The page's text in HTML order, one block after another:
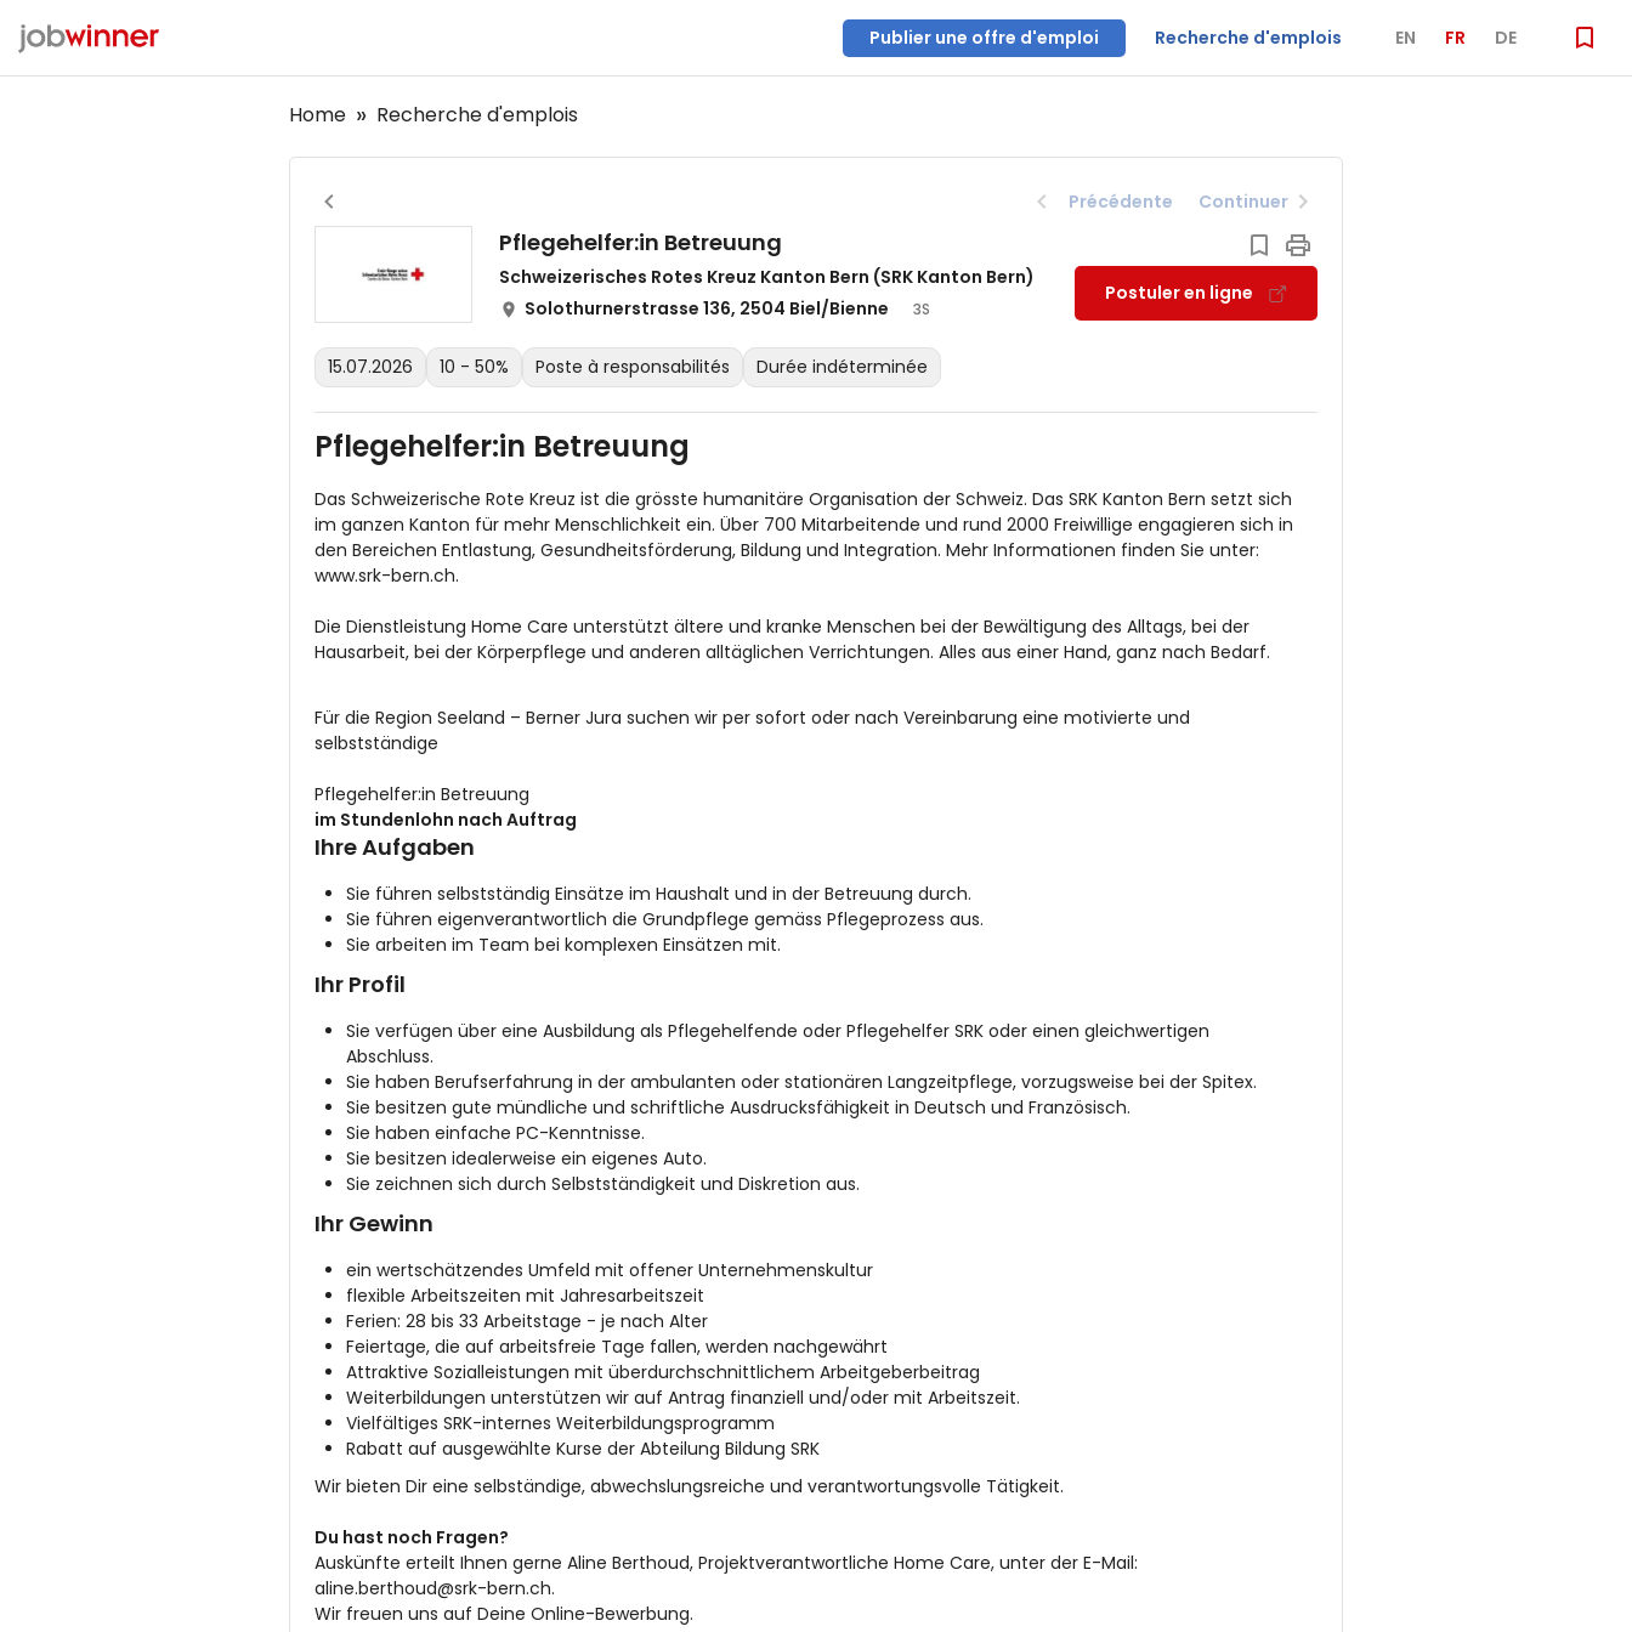
Publier une offre d'emploi Recherche d'emplois EN FR DE
Home Recherche d'emplois
Précédente Continuer
Pflegehelfer:in Betreuung
Schweizerisches Rotes Kreuz Kanton Bern (SRK Kanton Bern)
Solothurnerstrasse 136, 2504 Biel/Bienne
3S
Postuler en ligne
15.07.2026 10 - 50% Poste à responsabilités Durée indéterminée
Pflegehelfer:in Betreuung
Das Schweizerische Rote Kreuz ist die grösste humanitäre Organisation der Schweiz. Das SRK Kanton Bern setzt sich
im ganzen Kanton für mehr Menschlichkeit ein. Über 700 Mitarbeitende und rund 2000 Freiwillige engagieren sich in
den Bereichen Entlastung, Gesundheitsförderung, Bildung und Integration. Mehr Informationen finden Sie unter:
www.srk-bern.ch.
Die Dienstleistung Home Care unterstützt ältere und kranke Menschen bei der Bewältigung des Alltags, bei der
Hausarbeit, bei der Körperpflege und anderen alltäglichen Verrichtungen. Alles aus einer Hand, ganz nach Bedarf.
Für die Region Seeland – Berner Jura suchen wir per sofort oder nach Vereinbarung eine motivierte und
selbstständige
Pflegehelfer:in Betreuung
im Stundenlohn nach Auftrag
Ihre Aufgaben
Sie führen selbstständig Einsätze im Haushalt und in der Betreuung durch.
Sie führen eigenverantwortlich die Grundpflege gemäss Pflegeprozess aus.
Sie arbeiten im Team bei komplexen Einsätzen mit.
Ihr Profil
Sie verfügen über eine Ausbildung als Pflegehelfende oder Pflegehelfer SRK oder einen gleichwertigen
Abschluss.
Sie haben Berufserfahrung in der ambulanten oder stationären Langzeitpflege, vorzugsweise bei der Spitex.
Sie besitzen gute mündliche und schriftliche Ausdrucksfähigkeit in Deutsch und Französisch.
Sie haben einfache PC-Kenntnisse.
Sie besitzen idealerweise ein eigenes Auto.
Sie zeichnen sich durch Selbstständigkeit und Diskretion aus.
Ihr Gewinn
ein wertschätzendes Umfeld mit offener Unternehmenskultur
flexible Arbeitszeiten mit Jahresarbeitszeit
Ferien: 28 bis 33 Arbeitstage - je nach Alter
Feiertage, die auf arbeitsfreie Tage fallen, werden nachgewährt
Attraktive Sozialleistungen mit überdurchschnittlichem Arbeitgeberbeitrag
Weiterbildungen unterstützen wir auf Antrag finanziell und/oder mit Arbeitszeit.
Vielfältiges SRK-internes Weiterbildungsprogramm
Rabatt auf ausgewählte Kurse der Abteilung Bildung SRK
Wir bieten Dir eine selbständige, abwechslungsreiche und verantwortungsvolle Tätigkeit.
Du hast noch Fragen?
Auskünfte erteilt Ihnen gerne Aline Berthoud, Projektverantwortliche Home Care, unter der E-Mail:
aline.berthoud@srk-bern.ch.
Wir freuen uns auf Deine Online-Bewerbung.